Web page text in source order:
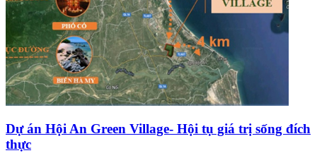
Dự án Hội An Green Village- Hội tụ giá trị sống đích
thực